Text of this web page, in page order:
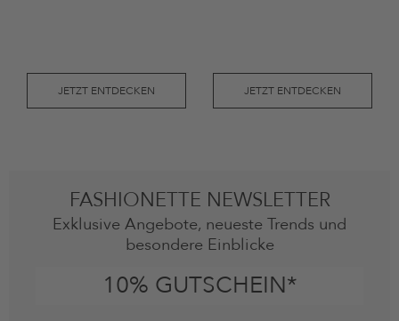
JETZT ENTDECKEN JETZT ENTDECKEN
FASHIONETTE NEWSLETTER
Exklusive Angebote, neueste Trends und
besondere Einblicke
10% GUTSCHEIN*